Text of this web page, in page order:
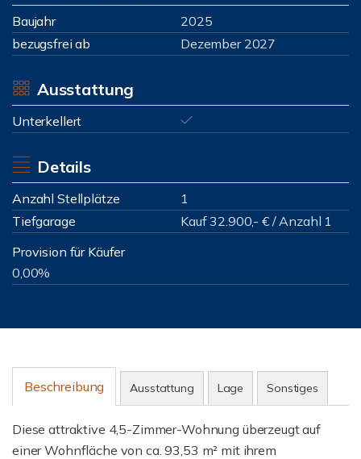
Baujahr
2025
bezugsfrei ab
Dezember 2027
Ausstattung
Unterkellert
Details
Anzahl Stellplätze
1
Tiefgarage
Kauf 32.900,- € / Anzahl 1
Provision für Käufer
0,00%
Beschreibung Ausstattung Lage Sonstiges
Diese attraktive 4,5-Zimmer-Wohnung überzeugt auf
einer Wohnfläche von ca. 93,53 m² mit ihrem